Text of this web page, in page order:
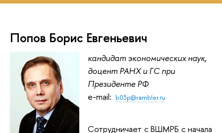
Попов Борис Евгеньевич
кандидат экономических наук,
доцент РАНХ и ГС при
Президенте РФ
e-mail: b03p@rambler.ru
Сотрудничает с ВШМРБ с начала